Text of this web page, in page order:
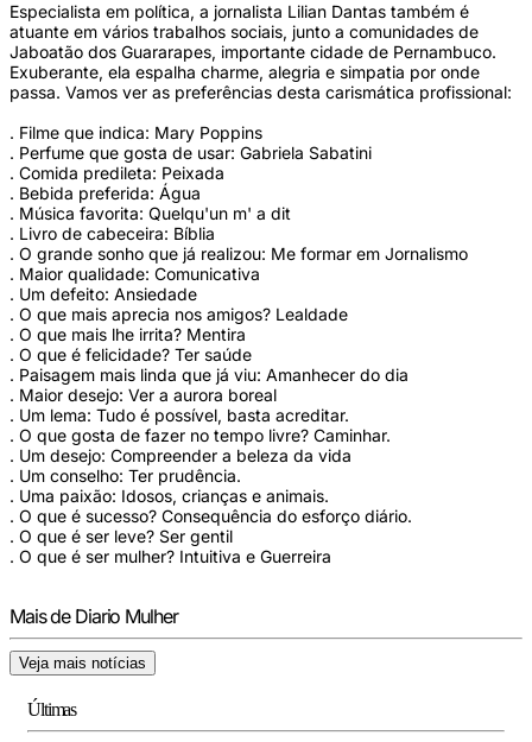
Especialista em política, a jornalista Lilian Dantas também é
atuante em vários trabalhos sociais, junto a comunidades de
Jaboatão dos Guararapes, importante cidade de Pernambuco.
Exuberante, ela espalha charme, alegria e simpatia por onde
passa. Vamos ver as preferências desta carismática profissional:
. Filme que indica: Mary Poppins
. Perfume que gosta de usar: Gabriela Sabatini
. Comida predileta: Peixada
. Bebida preferida: Água
. Música favorita: Quelqu'un m' a dit
. Livro de cabeceira: Bíblia
. O grande sonho que já realizou: Me formar em Jornalismo
. Maior qualidade: Comunicativa
. Um defeito: Ansiedade
. O que mais aprecia nos amigos? Lealdade
. O que mais lhe irrita? Mentira
. O que é felicidade? Ter saúde
. Paisagem mais linda que já viu: Amanhecer do dia
. Maior desejo: Ver a aurora boreal
. Um lema: Tudo é possível, basta acreditar.
. O que gosta de fazer no tempo livre? Caminhar.
. Um desejo: Compreender a beleza da vida
. Um conselho: Ter prudência.
. Uma paixão: Idosos, crianças e animais.
. O que é sucesso? Consequência do esforço diário.
. O que é ser leve? Ser gentil
. O que é ser mulher? Intuitiva e Guerreira
Mais de Diario Mulher
Veja mais notícias
Últimas